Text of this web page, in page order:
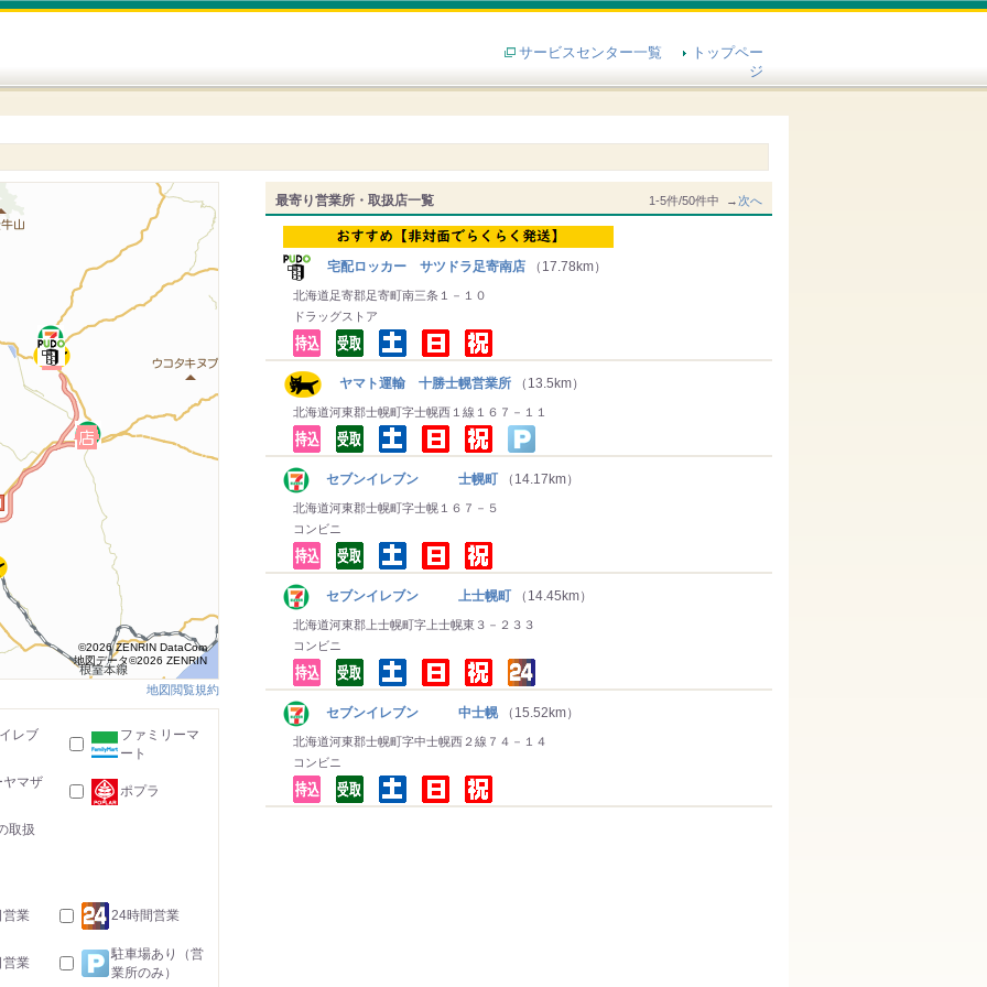
サービスセンター一覧
トップペー
ジ
最寄り営業所・取扱店一覧 1-5件/50件中 →次へ
宅配ロッカー サツドラ足寄南店 （17.78km）
北海道足寄郡足寄町南三条１－１０
ドラッグストア
ヤマト運輸 十勝士幌営業所 （13.5km）
北海道河東郡士幌町字士幌西１線１６７－１１
セブンイレブン 士幌町 （14.17km）
北海道河東郡士幌町字士幌１６７－５
コンビニ
セブンイレブン 上士幌町 （14.45km）
北海道河東郡上士幌町字上士幌東３－２３３
コンビニ
セブンイレブン 中士幌 （15.52km）
北海道河東郡士幌町字中士幌西２線７４－１４
コンビニ
©2026 ZENRIN DataCom
地図データ©2026 ZENRIN
地図閲覧規約
レブ
ファミリーマ
ート
ヤマザ
ポプラ
取扱
営業 24時間営業
営業
駐車場あり（営
業所のみ）